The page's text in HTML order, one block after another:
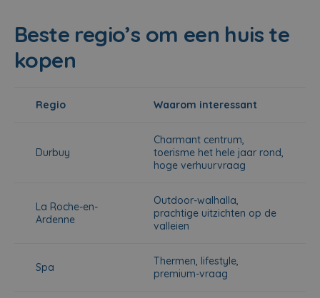
Beste regio’s om een huis te
kopen
Regio Waarom interessant
Durbuy
Charmant centrum,
toerisme het hele jaar rond,
hoge verhuurvraag
La Roche-en-
Ardenne
Outdoor-walhalla,
prachtige uitzichten op de
valleien
Spa
Thermen, lifestyle,
premium-vraag